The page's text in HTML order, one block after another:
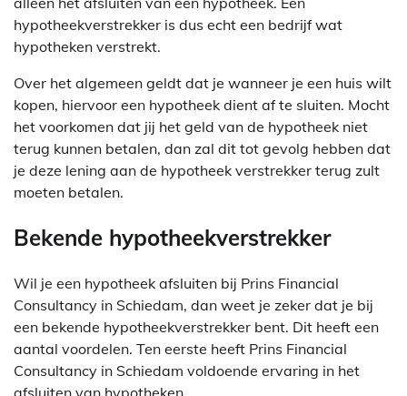
hypotheekverstrekker is dus echt een bedrijf wat
hypotheken verstrekt.
Over het algemeen geldt dat je wanneer je een huis wilt
kopen, hiervoor een hypotheek dient af te sluiten. Mocht
het voorkomen dat jij het geld van de hypotheek niet
terug kunnen betalen, dan zal dit tot gevolg hebben dat
je deze lening aan de hypotheek verstrekker terug zult
moeten betalen.
Bekende hypotheekverstrekker
Wil je een hypotheek afsluiten bij Prins Financial
Consultancy in Schiedam, dan weet je zeker dat je bij
een bekende hypotheekverstrekker bent. Dit heeft een
aantal voordelen. Ten eerste heeft Prins Financial
Consultancy in Schiedam voldoende ervaring in het